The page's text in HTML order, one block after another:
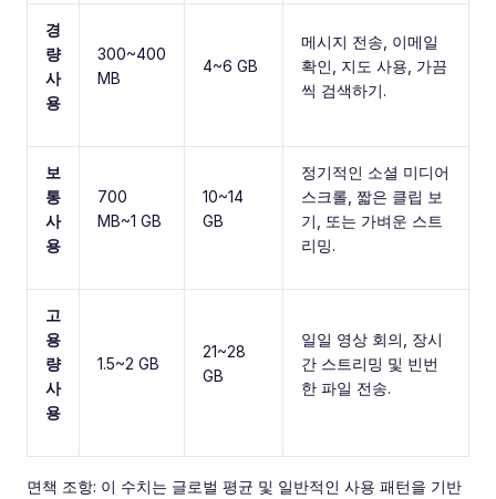
경
량
사
용
300~400
MB
4~6 GB
메시지 전송, 이메일
확인, 지도 사용, 가끔
씩 검색하기.
보
통
사
용
700
MB~1 GB
10~14
GB
정기적인 소셜 미디어
스크롤, 짧은 클립 보
기, 또는 가벼운 스트
리밍.
고
용
량
사
용
1.5~2 GB
21~28
GB
일일 영상 회의, 장시
간 스트리밍 및 빈번
한 파일 전송.
면책 조항: 이 수치는 글로벌 평균 및 일반적인 사용 패턴을 기반